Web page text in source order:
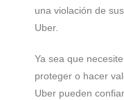
una violación de
Uber.
Ya sea que
proteger o hacer
Uber pueden